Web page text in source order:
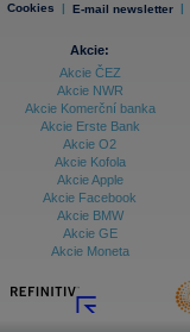
Cookies | E-mail newsletter |
Akcie:
Akcie ČEZ
Akcie NWR
Akcie Komerční banka
Akcie Erste Bank
Akcie O2
Akcie Kofola
Akcie Apple
Akcie Facebook
Akcie BMW
Akcie GE
Akcie Moneta